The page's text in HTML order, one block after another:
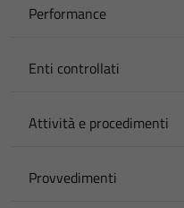
Performance
Enti controllati
Attività e procedimenti
Provvedimenti